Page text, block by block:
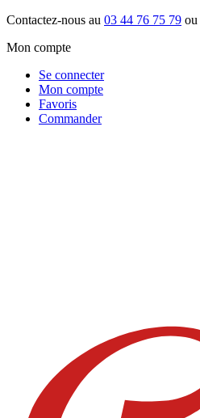
Contactez-nous au 03 44 76 75 79 ou
Mon compte
Se connecter
Mon compte
Favoris
Commander